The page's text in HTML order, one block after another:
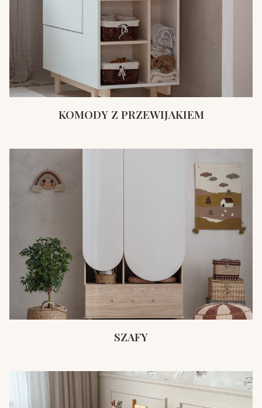
KOMODY Z PRZEWIJAKIEM
SZAFY